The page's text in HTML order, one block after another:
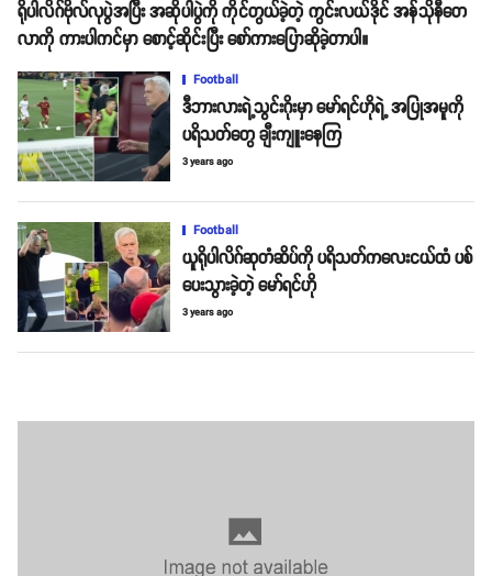
ရိုပါလိဂ်ဗိုလ်လုပွဲအပြီး အဆိုပါပွဲကို ကိုင်တွယ်ခဲ့တဲ့ ကွင်းလယ်ဒိုင် အန်သိုနီတေ
လာကို ကားပါကင်မှာ စောင့်ဆိုင်းပြီး စော်ကားပြောဆိုခဲ့တာပါ။
Football
ဒီဘားလားရဲ့သွင်းဂိုးမှာ မော်ရင်ဟိုရဲ့ အပြုအမူကို
ပရိသတ်တွေ ချီးကျူးနေကြ
3 years ago
Football
ယူရိုပါလိဂ်ဆုတံဆိပ်ကို ပရိသတ်ကလေးငယ်ထံ ပစ်
ပေးသွားခဲ့တဲ့ မော်ရင်ဟို
3 years ago